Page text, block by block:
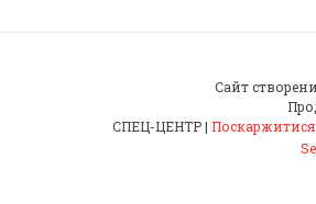
Сайт
СПЕЦ-ЦЕНТР |